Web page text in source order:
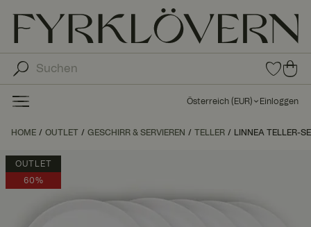
0
Arti
in
orit
0
Art
ike
de
Österreich ( EUR) Einloggen
HOME OUTLET GESCHIRR & SERVIEREN TELLER LINNEA TELLER-
OUTLET
60%